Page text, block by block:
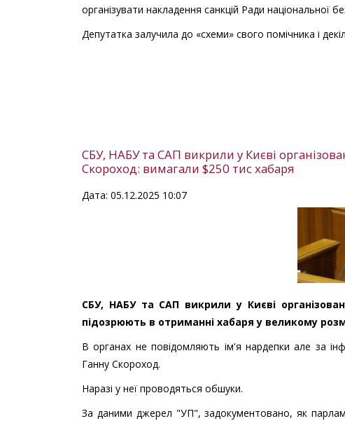
організувати накладення санкцій Ради національної
Депутатка залучила до «схеми» свого помічника і
СБУ, НАБУ та САП викрили у Києві
Скороход: вимагали $250 тис хабаря
Дата: 05.12.2025 10:07
СБУ, НАБУ та САП викрили у Києві
підозрюють в отриманні хабаря у великому
В органах не повідомляють ім'я нардепки але за
Ганну Скороход.
Наразі у неї проводяться обшуки.
За даними джерел "УП", задокументовано, як